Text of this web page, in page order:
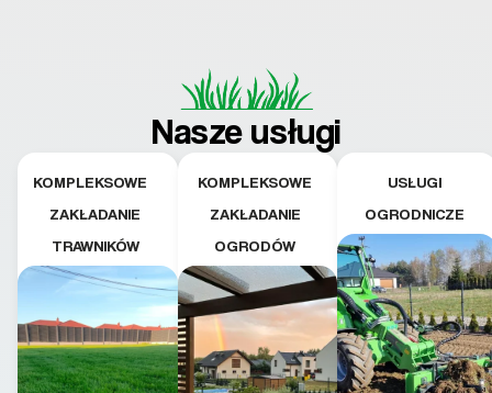
Nasze usługi
KOMPLEKSOWE
ZAKŁADANIE
TRAWNIKÓW
KOMPLEKSOWE
ZAKŁADANIE
OGRODÓW
USŁUGI
OGRODNICZE